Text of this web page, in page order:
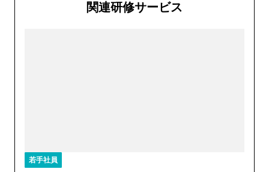
関連研修サービス
若手社員